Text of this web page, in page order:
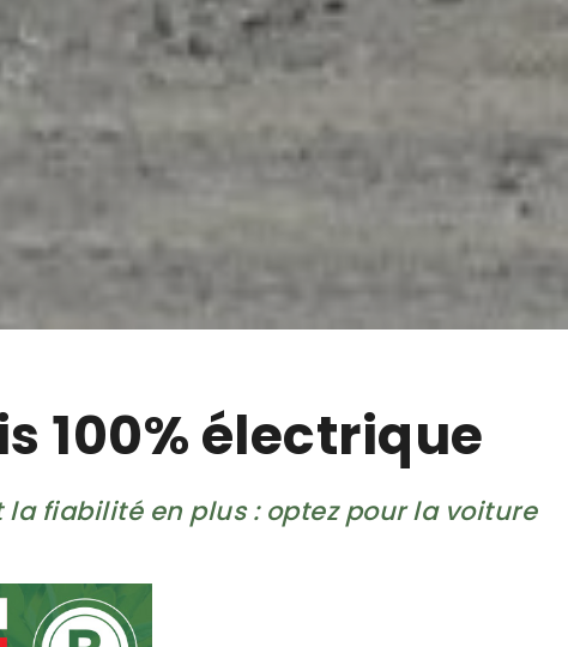
100% électrique
fiabilité en plus : optez pour la voiture